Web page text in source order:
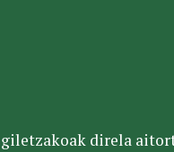
direla